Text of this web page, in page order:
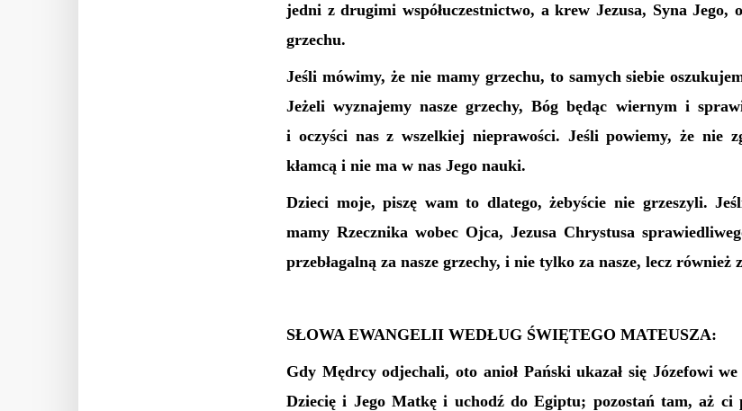
jedni z drugimi współuczestnictwo, a krew Jezusa, Syna Jego,
grzechu.
Jeśli mówimy, że nie mamy grzechu, to samych siebie
Jeżeli wyznajemy nasze grzechy, Bóg będąc wiernym i
i oczyści nas z wszelkiej nieprawości. Jeśli powiemy, że nie
kłamcą i nie ma w nas Jego nauki.
Dzieci moje, piszę wam to dlatego, żebyście nie grzeszyli.
mamy Rzecznika wobec Ojca, Jezusa Chrystusa
przebłagalną za nasze grzechy, i nie tylko za nasze, lecz również
SŁOWA EWANGELII WEDŁUG ŚWIĘTEGO MATEUSZA:
Gdy Mędrcy odjechali, oto anioł Pański ukazał się Józefowi
Dziecię i Jego Matkę i uchodź do Egiptu; pozostań tam, aż ci